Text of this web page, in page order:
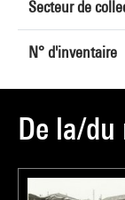
Secteur de
N° d'inventaire
De la/